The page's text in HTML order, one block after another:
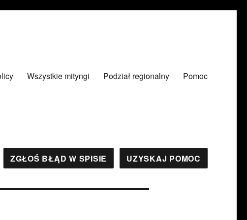
Wszystkie mityngi Podział regionalny Pomoc
ZGŁOŚ BŁĄD W SPISIE UZYSKAJ POMOC